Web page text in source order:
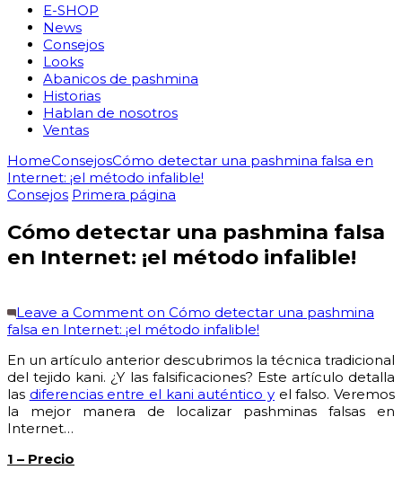
E-SHOP
News
Consejos
Looks
Abanicos de pashmina
Historias
Hablan de nosotros
Ventas
HomeConsejosCómo detectar una pashmina falsa en
Internet: ¡el método infalible!
Consejos Primera página
Cómo detectar una pashmina falsa
en Internet: ¡el método infalible!
Leave a Comment on Cómo detectar una pashmina
falsa en Internet: ¡el método infalible!
En un artículo anterior descubrimos la técnica tradicional
del tejido kani. ¿Y las falsificaciones? Este artículo detalla
las diferencias entre el kani auténtico y el falso. Veremos
la mejor manera de localizar pashminas falsas en
Internet…
1 – Precio